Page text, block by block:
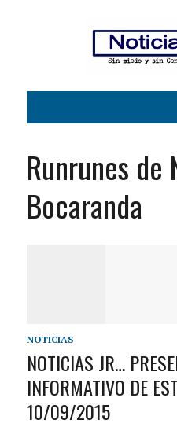
Runrunes de
Bocaranda
NOTICIAS
NOTICIAS JR…
INFORMATIVO DE
10/09/2015